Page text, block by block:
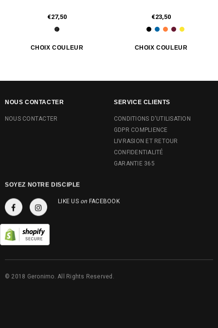
€27,50 €23,50
NOUS CONTACTER
NOUS CONTACTER
SERVICE CLIENTS
CONDITIONS D'UTILISATION
GDPR COMPLIENCE
LIVRASION ET RETOUR
CONFIDENTIALITÉ
GARANTIE 365
SOYEZ NOTRE DISCIPLE
LIKE US on FACEBOOK
© 2018 Geronimo. All Rights Reserved.